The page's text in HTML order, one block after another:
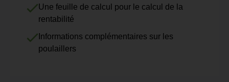
Une feuille de calcul pour le calcul de la
rentabilité
Informations complémentaires sur les
poulaillers